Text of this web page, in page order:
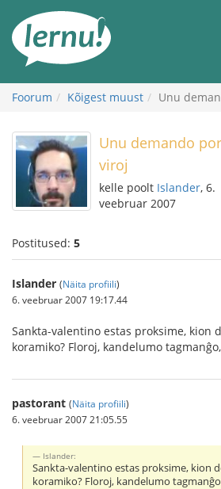
juurde
Foorum Kõigest muust Unu
Unu demando por
viroj
kelle poolt Islander, 6.
veebruar 2007
Postitused: 5
Islander (Näita profiili)
6. veebruar 2007 19:17.44
Sankta-valentino estas proksime, kion
koramiko? Floroj, kandelumo
pastorant (Näita profiili)
6. veebruar 2007 21:05.55
Islander:
Sankta-valentino estas proksime, kion
koramiko? Floroj, kandelumo